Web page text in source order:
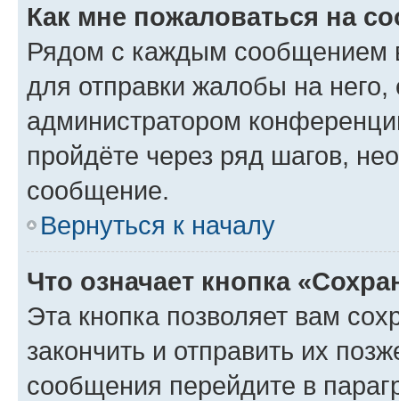
Как мне пожаловаться на
Рядом с каждым сообщением
для отправки жалобы на
администратором
пройдёте через ряд шагов,
сообщение.
Вернуться к началу
Что означает кнопка
Эта кнопка позволяет вам
закончить и отправить их
сообщения перейдите в